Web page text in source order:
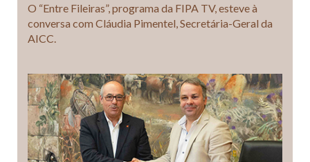
O “Entre Fileiras”, programa da FIPA TV, esteve à
conversa com Cláudia Pimentel, Secretária-Geral da
AICC.